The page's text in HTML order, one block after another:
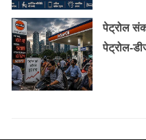
पेट्रोल
पेट्रोल-